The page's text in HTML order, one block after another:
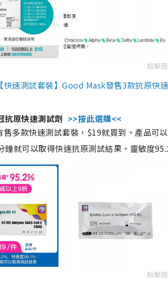
點擊
快速測試套裝】Good Mask發售3款抗原快
抗原快速測試劑 >>按此選購<<
售多款快速測試套裝，$19就買到。產品
鐘就可以取得快速抗原測試結果。靈敏度
點擊